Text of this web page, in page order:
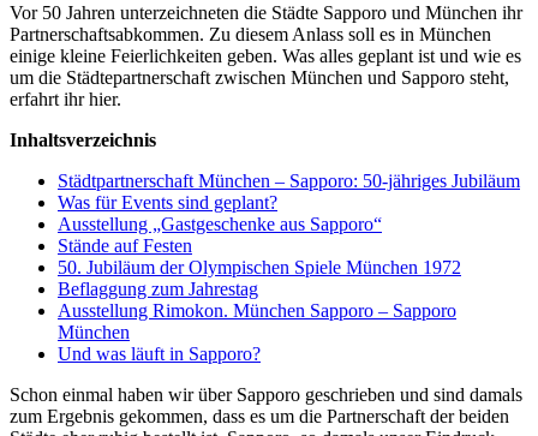
Vor 50 Jahren unterzeichneten die Städte Sapporo und München ihr
Partnerschaftsabkommen. Zu diesem Anlass soll es in München
einige kleine Feierlichkeiten geben. Was alles geplant ist und wie es
um die Städtepartnerschaft zwischen München und Sapporo steht,
erfahrt ihr hier.
Inhaltsverzeichnis
Städtpartnerschaft München – Sapporo: 50-jähriges Jubiläum
Was für Events sind geplant?
Ausstellung „Gastgeschenke aus Sapporo“
Stände auf Festen
50. Jubiläum der Olympischen Spiele München 1972
Beflaggung zum Jahrestag
Ausstellung Rimokon. München Sapporo – Sapporo
München
Und was läuft in Sapporo?
Schon einmal haben wir über Sapporo geschrieben und sind damals
zum Ergebnis gekommen, dass es um die Partnerschaft der beiden